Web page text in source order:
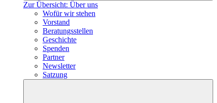
Zur Übersicht: Über uns
Wofür wir stehen
Vorstand
Beratungsstellen
Geschichte
Spenden
Partner
Newsletter
Satzung